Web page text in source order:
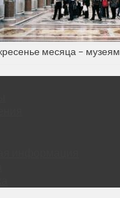
месяца – музеям